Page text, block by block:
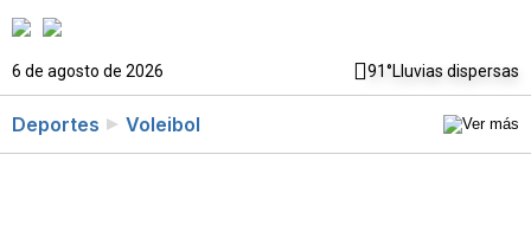
6 de agosto de 2026 91°Lluvias dispersas
Deportes Voleibol